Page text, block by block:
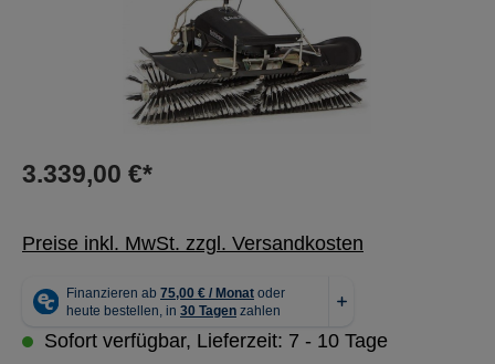
3.339,00 €*
Preise inkl. MwSt. zzgl. Versandkosten
Sofort verfügbar, Lieferzeit: 7 - 10 Tage